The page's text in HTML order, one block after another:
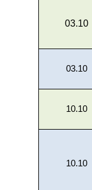
03.10
03.10
10.10
10.10